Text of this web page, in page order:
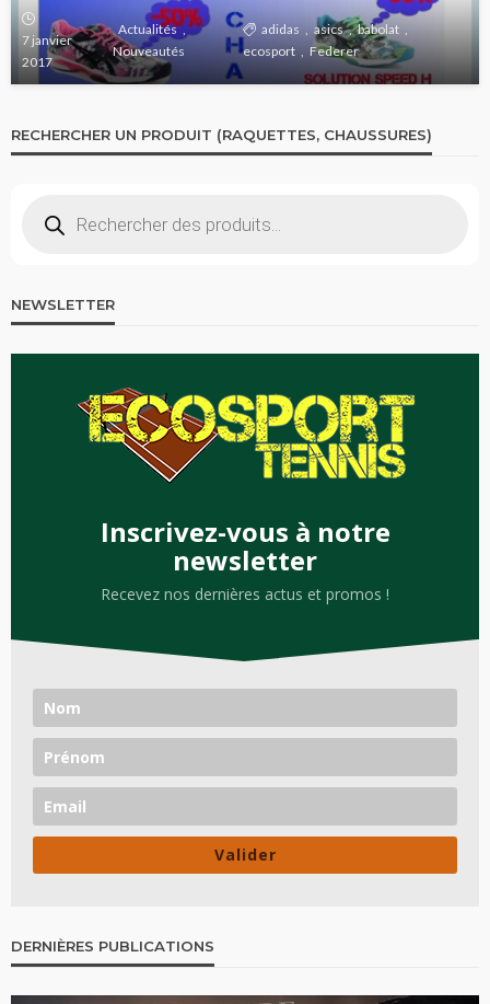
7 janvier
2017
Actualités
Nouveautés
adidas asics
babolat
ecosport
Federer
RECHERCHER UN PRODUIT (RAQUETTES, CHAUSSURES)
produits
NEWSLETTER
Inscrivez-vous à notre
newsletter
Recevez nos dernières actus et promos !
Valider
DERNIÈRES PUBLICATIONS